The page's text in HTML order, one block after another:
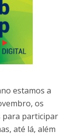
estamos a
os
para participar
até lá, além